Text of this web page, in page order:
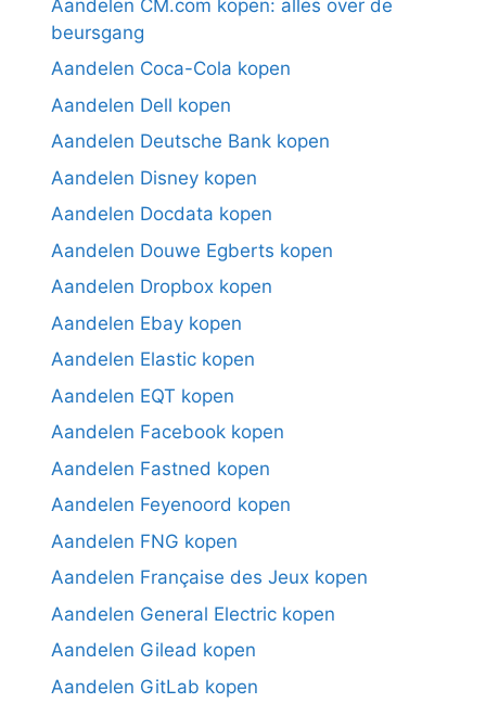
Aandelen CM.com kopen: alles over de
beursgang
Aandelen Coca-Cola kopen
Aandelen Dell kopen
Aandelen Deutsche Bank kopen
Aandelen Disney kopen
Aandelen Docdata kopen
Aandelen Douwe Egberts kopen
Aandelen Dropbox kopen
Aandelen Ebay kopen
Aandelen Elastic kopen
Aandelen EQT kopen
Aandelen Facebook kopen
Aandelen Fastned kopen
Aandelen Feyenoord kopen
Aandelen FNG kopen
Aandelen Française des Jeux kopen
Aandelen General Electric kopen
Aandelen Gilead kopen
Aandelen GitLab kopen